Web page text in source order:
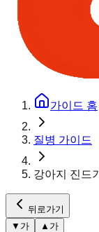
가이드 홈
질병 가이드
강아지 진드
뒤로가기
▼ 가 ▲ 가